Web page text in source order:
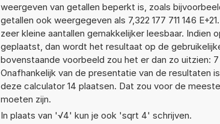
weergeven van getallen beperkt is, zoals
getallen ook weergegeven als 7,322 177 711 146
zeer kleine aantallen gemakkelijker leesbaar. Indien
geplaatst, dan wordt het resultaat op de
bovenstaande voorbeeld zou het er dan zo uitzien: 7
Onafhankelijk van de presentatie van de resultaten
deze calculator 14 plaatsen. Dat zou voor de
moeten zijn.
In plaats van '√4' kun je ook 'sqrt 4' schrijven.